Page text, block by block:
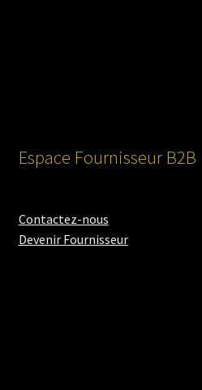
Espace Fournisseur B2B
Contactez-nous
Devenir Fournisseur